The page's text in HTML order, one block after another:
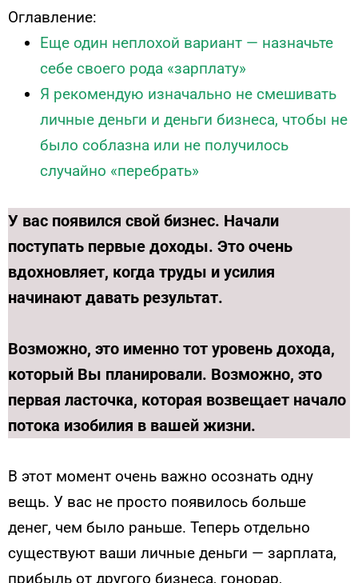
Оглавление:
Еще один неплохой вариант — назначьте
себе своего рода «зарплату»
Я рекомендую изначально не смешивать
личные деньги и деньги бизнеса, чтобы не
было соблазна или не получилось
случайно «перебрать»
У вас появился свой бизнес. Начали
поступать первые доходы. Это очень
вдохновляет, когда труды и усилия
начинают давать результат.
Возможно, это именно тот уровень дохода,
который Вы планировали. Возможно, это
первая ласточка, которая возвещает начало
потока изобилия в вашей жизни.
В этот момент очень важно осознать одну
вещь. У вас не просто появилось больше
денег, чем было раньше. Теперь отдельно
существуют ваши личные деньги — зарплата,
прибыль от другого бизнеса, гонорар,